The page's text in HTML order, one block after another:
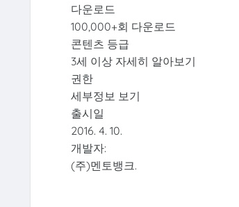
다운로드
100,000+회 다운로드
콘텐츠 등급
3세 이상 자세히 알아보기
권한
세부정보 보기
출시일
2016. 4. 10.
개발자:
(주)멘토뱅크.